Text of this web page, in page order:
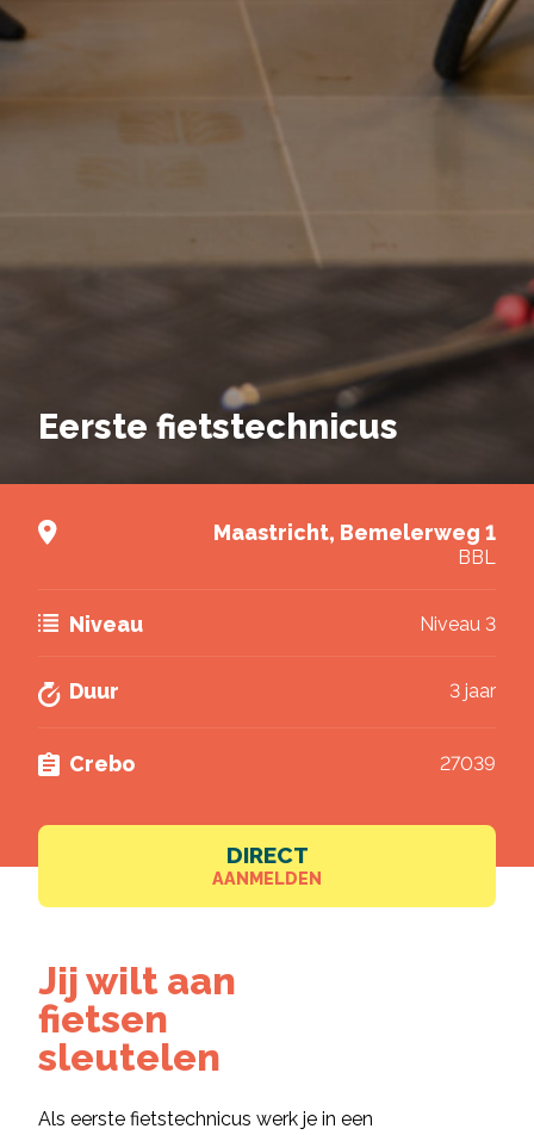
Eerste fietstechnicus
Maastricht, Bemelerweg 1
BBL
Niveau Niveau 3
Duur 3 jaar
Crebo 27039
Jij wilt aan
fietsen
sleutelen
Als eerste fietstechnicus werk je in een
DIRECT
AANMELDEN
Brochure downloaden
Vul de gegevens hieronder in om de brochure van
deze opleiding te kunnen downloaden.
Ik wil graag de nieuwsbrief ontvangen.
gegevens volgens de
VISTA college
Deel via Facebook
Deel via Twitter